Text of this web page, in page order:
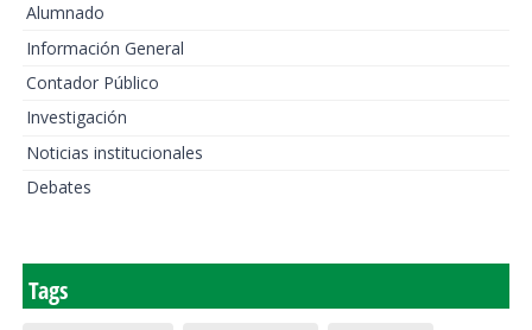
Alumnado
Información General
Contador Público
Investigación
Noticias institucionales
Debates
Tags